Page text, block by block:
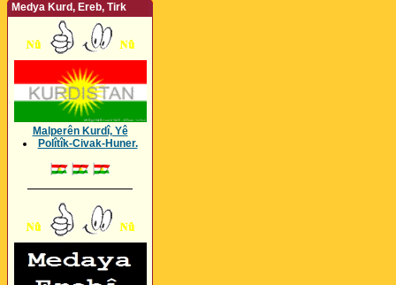
Medya Kurd, Ereb, Tirk
Malperên Kurdî, Yê
Polîtîk-Civak-Huner.